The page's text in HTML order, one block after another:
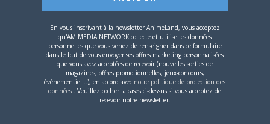
Pour savoir où trouver nos magazines, cliquez sur la
carte !
Si votre ville n'est pas dans la liste,contactez-nous!
En vous inscrivant à la newsletter AnimeLand, vous acceptez
qu'AM MEDIA NETWORK collecte et utilise les données
personnelles que vous venez de renseigner dans ce formulaire
dans le but de vous envoyer ses offres marketing personnalisées
que vous avez acceptées de recevoir (nouvelles sorties de
magazines, offres promotionnelles, jeux-concours,
événementiel...), en accord avec notre politique de protection des
données . Veuillez cocher la cases ci-dessus si vous acceptez de
recevoir notre newsletter.